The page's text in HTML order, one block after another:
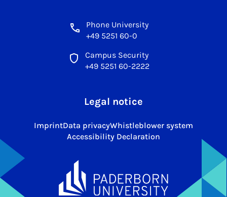
Phone University
+49 5251 60-0
Campus Security
+49 5251 60-2222
Legal notice
ImprintData privacyWhistleblower system
Accessibility Declaration